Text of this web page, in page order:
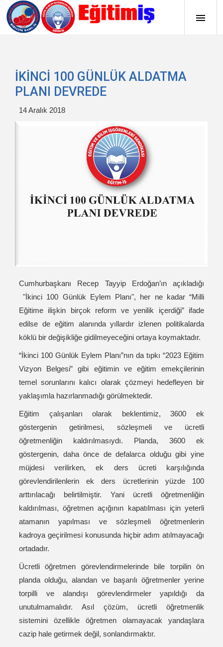
İKİNCİ 100 GÜNLÜK ALDATMA
PLANI DEVREDE
14 Aralık 2018
Cumhurbaşkanı Recep Tayyip Erdoğan’ın açıkladığı
"İkinci 100 Günlük Eylem Planı", her ne kadar “Milli
Eğitime ilişkin birçok reform ve yenilik içerdiği” ifade
edilse de eğitim alanında yıllardır izlenen politikalarda
köklü bir değişikliğe gidilmeyeceğini ortaya koymaktadır.
“İkinci 100 Günlük Eylem Planı”nın da tıpkı “2023 Eğitim
Vizyon Belgesi” gibi eğitimin ve eğitim emekçilerinin
temel sorunlarını kalıcı olarak çözmeyi hedefleyen bir
yaklaşımla hazırlanmadığı görülmektedir.
Eğitim çalışanları olarak beklentimiz, 3600 ek
göstergenin getirilmesi, sözleşmeli ve ücretli
öğretmenliğin kaldırılmasıydı. Planda, 3600 ek
göstergenin, daha önce de defalarca olduğu gibi yine
müjdesi verilirken, ek ders ücreti karşılığında
görevlendirilenlerin ek ders ücretlerinin yüzde 100
arttırılacağı belirtilmiştir. Yani ücretli öğretmenliğin
kaldırılması, öğretmen açığının kapatılması için yeterli
atamanın yapılması ve sözleşmeli öğretmenlerin
kadroya geçirilmesi konusunda hiçbir adım atılmayacağı
ortadadır.
Ücretli öğretmen görevlendirmelerinde bile torpilin ön
planda olduğu, alandan ve başarılı öğretmenler yerine
torpilli ve alandışı görevlendirmeler yapıldığı da
unutulmamalıdır. Asıl çözüm, ücretli öğretmenlik
sistemini özellikle öğretmen olamayacak yandaşlara
cazip hale getirmek değil, sonlandırmaktır.